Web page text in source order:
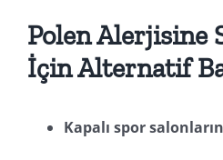
Polen Alerjisine
İçin Alternatif
Kapalı spor